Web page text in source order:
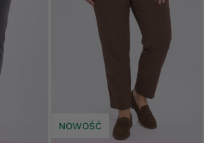
NOWOŚĆ